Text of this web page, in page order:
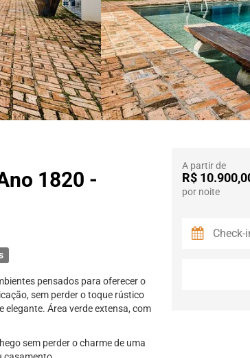
1820 -
pensados para oferecer o
sem perder o toque rústico
Área verde extensa, com
sem perder o charme de uma
A partir de
R$
por noite